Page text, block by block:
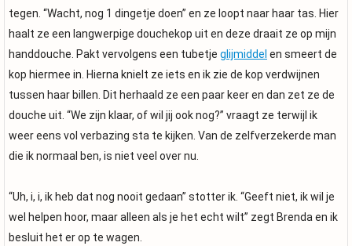
tegen. “Wacht, nog 1 dingetje doen” en ze loopt naar haar tas. Hier
haalt ze een langwerpige douchekop uit en deze draait ze op mijn
handdouche. Pakt vervolgens een tubetje glijmiddel en smeert de
kop hiermee in. Hierna knielt ze iets en ik zie de kop verdwijnen
tussen haar billen. Dit herhaald ze een paar keer en dan zet ze de
douche uit. “We zijn klaar, of wil jij ook nog?” vraagt ze terwijl ik
weer eens vol verbazing sta te kijken. Van de zelfverzekerde man
die ik normaal ben, is niet veel over nu.
“Uh, i, i, ik heb dat nog nooit gedaan” stotter ik. “Geeft niet, ik wil je
wel helpen hoor, maar alleen als je het echt wilt” zegt Brenda en ik
besluit het er op te wagen.